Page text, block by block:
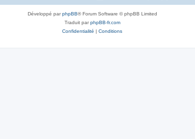
Développé parphpBB® Forum Software © phpBB Limited
Traduit parphpBB-fr.com
Confidentialité | Conditions